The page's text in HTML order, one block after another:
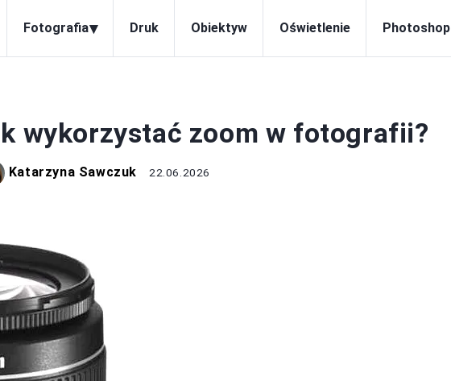
Fotografia▾ Druk Obiektyw Oświetlenie Photoshop
wykorzystać zoom w fotografii?
Katarzyna Sawczuk 22.06.2026